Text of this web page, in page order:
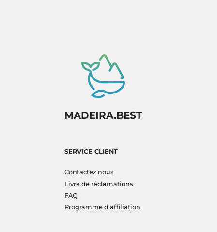
MADEIRA.BEST
SERVICE CLIENT
Contactez nous
Livre de réclamations
FAQ
Programme d'affiliation